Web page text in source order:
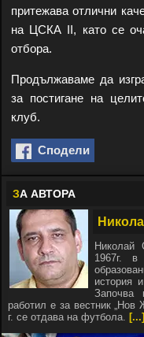
притежава отлични
на ЦСКА II, като се
отбора.
Продължаваме да
за постигане на
клуб.
Сподели
ЗА АВТОРА
Николай
1967г.
история
Започва
работил е за вестник „Нов
г. се отдава на футбола. [...]